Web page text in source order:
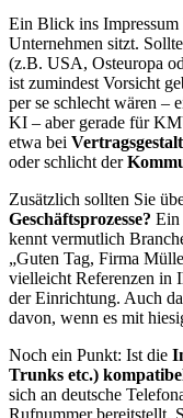
Ein Blick ins Impressum
Unternehmen sitzt.
(z.B. USA, Osteuropa
ist zumindest Vorsicht
per se schlecht wären –
KI – aber gerade für
etwa bei
oder schlicht der
Zusätzlich sollten Sie
Geschäftsprozesse? Ein
kennt vermutlich
„Guten Tag, Firma
vielleicht Referenzen in
der Einrichtung. Auch
davon, wenn es mit
Noch ein Punkt: Ist die
Trunks etc.)
sich an deutsche